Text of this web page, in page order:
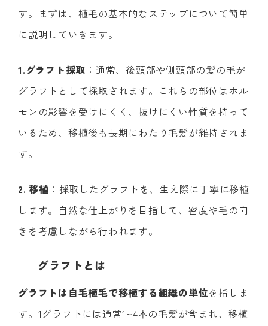
す。まずは、植毛の基本的なステップについて簡単
に説明していきます。
1.グラフト採取 ：通常、後頭部や側頭部の髪の毛が
グラフトとして採取されます。これらの部位はホル
モンの影響を受けにくく、抜けにくい性質を持って
いるため、移植後も長期にわたり毛髪が維持されま
す。
2. 移植 ：採取したグラフトを、生え際に丁寧に移植
します。自然な仕上がりを目指して、密度や毛の向
きを考慮しながら行われます。
グラフトとは
グラフトは自毛植毛で移植する組織の単位を指しま
す。1グラフトには通常1~4本の毛髪が含まれ、移植